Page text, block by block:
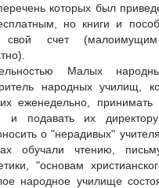
которых был
но книги и
свой счет (малоимущим
Малых
народных училищ,
еженедельно,
и подавать их
о "нерадивых"
обучали чтению,
"основам
народное училище